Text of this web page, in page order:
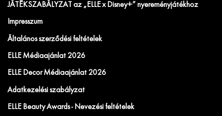
JÁTÉKSZABÁLYZAT az „ELLE x Disney+” nyereményjátékhoz
Impresszum
Általános szerződési feltételek
ELLE Médiaajánlat 2026
ELLE Decor Médiaajánlat 2026
Adatkezelési szabályzat
ELLE Beauty Awards - Nevezési feltételek